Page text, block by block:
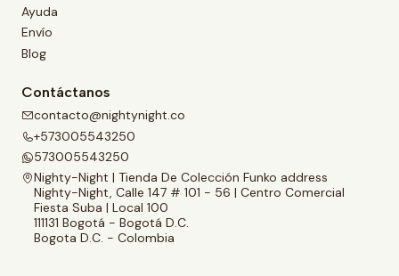
Ayuda
Envío
Blog
Contáctanos
contacto@nightynight.co
+573005543250
573005543250
Nighty-Night | Tienda De Colección Funko address
Nighty-Night, Calle 147 # 101 - 56 | Centro Comercial
Fiesta Suba | Local 100
111131 Bogotá - Bogotá D.C.
Bogota D.C. - Colombia